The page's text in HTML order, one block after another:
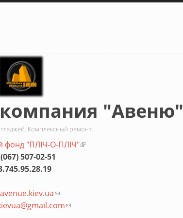
"Авеню"
Комплексный ремонт.
фонд "ПЛIЧ-О-ПЛIЧ"(внешняя ссылка)
507-02-51
(ссылка для отправки email)
(ссылка для отправки email)